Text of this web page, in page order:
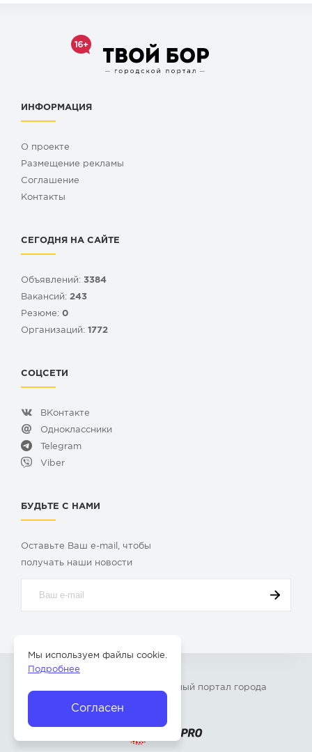
ИНФОРМАЦИЯ
О проекте
Размещение рекламы
Cоглашение
Контакты
СЕГОДНЯ НА САЙТЕ
Объявлений: 3384
Вакансий: 243
Резюме: 0
Организаций: 1772
СОЦСЕТИ
ВКонтакте
Одноклассники
Telegram
Viber
БУДЬТЕ С НАМИ
Оставьте Ваш e-mail, чтобы
получать наши новости
» – Главный портал города
Согласен
Мы используем файлы cookie.
Подробнее